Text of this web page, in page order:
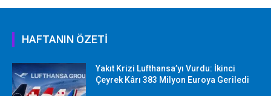
HAFTANIN ÖZETİ
Yakıt Krizi Lufthansa’yı Vurdu: İkinci
Çeyrek Kârı 383 Milyon Euroya Geriledi